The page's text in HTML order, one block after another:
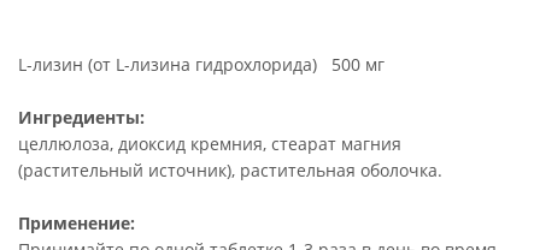
L-лизин (от L-лизина гидрохлорида) 500 мг
Ингредиенты:
целлюлоза, диоксид кремния, стеарат магния
(растительный источник), растительная оболочка.
Применение: